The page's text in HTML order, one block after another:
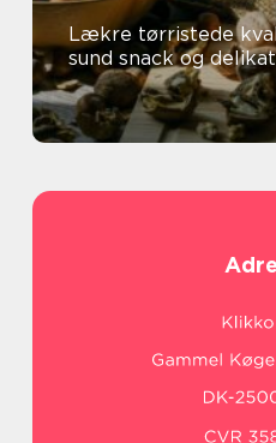
Lækre tørristede
sund snack og